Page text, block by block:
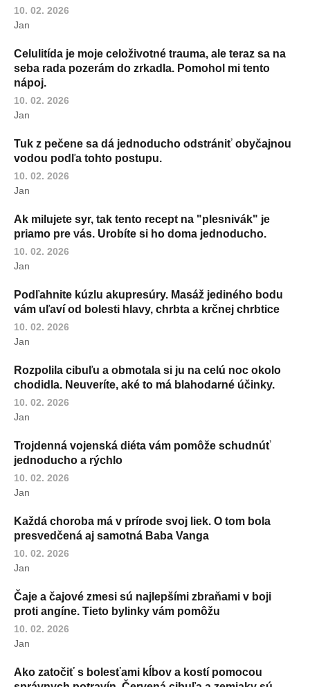
10. 02. 2026
Jan
Celulitída je moje celoživotné trauma, ale teraz sa na
seba rada pozerám do zrkadla. Pomohol mi tento
nápoj.
10. 02. 2026
Jan
Tuk z pečene sa dá jednoducho odstrániť obyčajnou
vodou podľa tohto postupu.
10. 02. 2026
Jan
Ak milujete syr, tak tento recept na "plesnivák" je
priamo pre vás. Urobíte si ho doma jednoducho.
10. 02. 2026
Jan
Podľahnite kúzlu akupresúry. Masáž jediného bodu
vám uľaví od bolesti hlavy, chrbta a krčnej chrbtice
10. 02. 2026
Jan
Rozpolila cibuľu a obmotala si ju na celú noc okolo
chodidla. Neuveríte, aké to má blahodarné účinky.
10. 02. 2026
Jan
Trojdenná vojenská diéta vám pomôže schudnúť
jednoducho a rýchlo
10. 02. 2026
Jan
Každá choroba má v prírode svoj liek. O tom bola
presvedčená aj samotná Baba Vanga
10. 02. 2026
Jan
Čaje a čajové zmesi sú najlepšími zbraňami v boji
proti angíne. Tieto bylinky vám pomôžu
10. 02. 2026
Jan
Ako zatočiť s bolesťami kĺbov a kostí pomocou